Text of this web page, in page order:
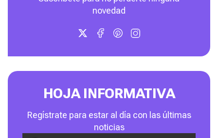
novedad
HOJA INFORMATIVA
Regístrate para estar al día con las últimas
noticias